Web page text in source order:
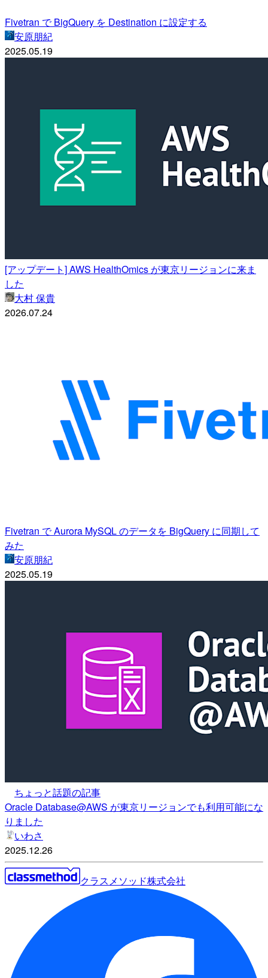
Fivetran で BigQuery を Destination に設定する
安原朋紀
2025.05.19
[アップデート] AWS HealthOmics が東京リージョンに来ま
した
大村 保貴
2026.07.24
Fivetran で Aurora MySQL のデータを BigQuery に同期して
みた
安原朋紀
2025.05.19
ちょっと話題の記事
Oracle Database@AWS が東京リージョンでも利用可能にな
りました
いわさ
2025.12.26
クラスメソッド株式会社